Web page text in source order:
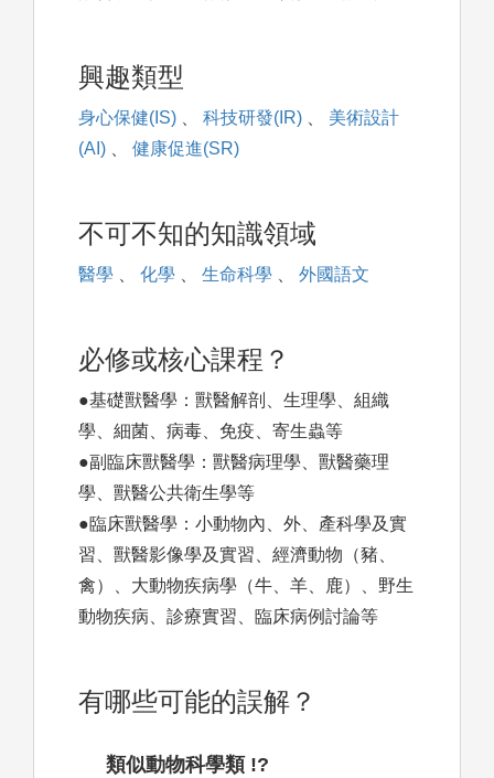
興趣類型
身心保健(IS) 、 科技研發(IR) 、
美術設計
(AI) 、 健康促進(SR)
不可不知的知識領域
醫學 、 化學 、 生命科學 、 外國語文
必修或核心課程？
●基礎獸醫學：獸醫解剖、生理學、組織
學、細菌、病毒、免疫、寄生蟲等
●副臨床獸醫學：獸醫病理學、獸醫藥理
學、獸醫公共衛生學等
●臨床獸醫學：小動物內、外、產科學及實
習、獸醫影像學及實習、經濟動物（豬、
禽）、大動物疾病學（牛、羊、鹿）、野生
動物疾病、診療實習、臨床病例討論等
有哪些可能的誤解？
類似動物科學類 !?